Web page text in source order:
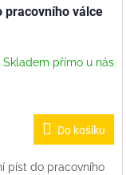
pracovního válce
Skladem přímo u nás
Do košíku
píst do pracovního